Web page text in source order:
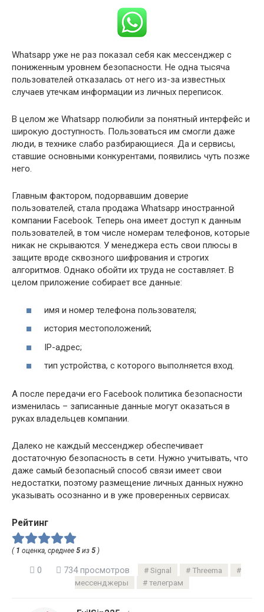
Whatsapp уже не раз показал себя как мессенджер с
пониженным уровнем безопасности. Не одна тысяча
пользователей отказалась от него из-за известных
случаев утечкам информации из личных переписок.
В целом же Whatsapp полюбили за понятный интерфейс и
широкую доступность. Пользоваться им смогли даже
люди, в технике слабо разбирающиеся. Да и сервисы,
ставшие основными конкурентами, появились чуть позже
него.
Главным фактором, подорвавшим доверие
пользователей, стала продажа Whatsapp иностранной
компании Facebook. Теперь она имеет доступ к данным
пользователей, в том числе номерам телефонов, которые
никак не скрываются. У менеджера есть свои плюсы в
защите вроде сквозного шифрования и строгих
алгоритмов. Однако обойти их труда не составляет. В
целом приложение собирает все данные:
имя и номер телефона пользователя;
история местоположений;
IP-адрес;
тип устройства, с которого выполняется вход.
А после передачи его Facebook политика безопасности
изменилась – записанные данные могут оказаться в
руках владельцев компании.
Далеко не каждый мессенджер обеспечивает
достаточную безопасность в сети. Нужно учитывать, что
даже самый безопасный способ связи имеет свои
недостатки, поэтому размещение личных данных нужно
указывать осознанно и в уже проверенных сервисах.
Рейтинг
( 1 оценка, среднее 5 из 5 )
0 734 просмотров Signal
Threema
мессенджеры
телеграм